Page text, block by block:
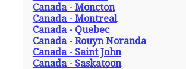
Canada - Moncton
Canada - Montreal
Canada - Quebec
Canada - Rouyn Noranda
Canada - Saint John
Canada - Saskatoon